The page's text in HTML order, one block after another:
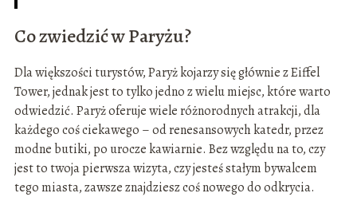
Co zwiedzić w Paryżu?
Dla większości turystów, Paryż kojarzy się głównie z Eiffel
Tower, jednak jest to tylko jedno z wielu miejsc, które warto
odwiedzić. Paryż oferuje wiele różnorodnych atrakcji, dla
każdego coś ciekawego – od renesansowych katedr, przez
modne butiki, po urocze kawiarnie. Bez względu na to, czy
jest to twoja pierwsza wizyta, czy jesteś stałym bywalcem
tego miasta, zawsze znajdziesz coś nowego do odkrycia.